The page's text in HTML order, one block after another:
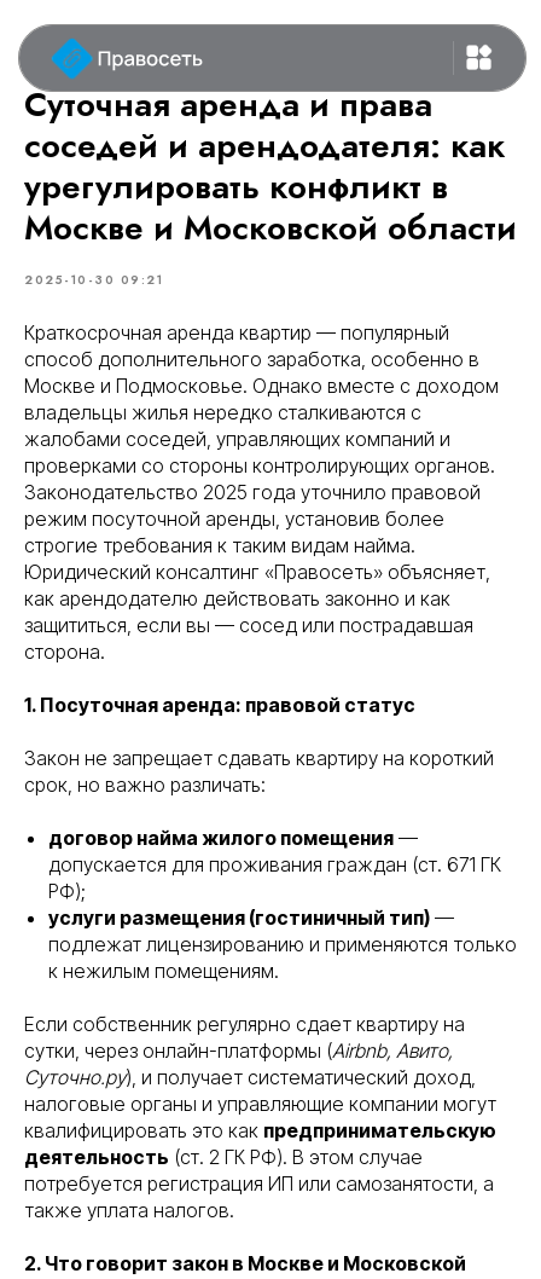
Суточная аренда и права
соседей и арендодателя: как
урегулировать конфликт в
Москве и Московской области
2025-10-30 09:21
Краткосрочная аренда квартир — популярный
способ дополнительного заработка, особенно в
Москве и Подмосковье. Однако вместе с доходом
владельцы жилья нередко сталкиваются с
жалобами соседей, управляющих компаний и
проверками со стороны контролирующих органов.
Законодательство 2025 года уточнило правовой
режим посуточной аренды, установив более
строгие требования к таким видам найма.
Юридический консалтинг «Правосеть» объясняет,
как арендодателю действовать законно и как
защититься, если вы — сосед или пострадавшая
сторона.
1. Посуточная аренда: правовой статус
Закон не запрещает сдавать квартиру на короткий
срок, но важно различать:
договор найма жилого помещения —
допускается для проживания граждан (ст. 671 ГК
РФ);
услуги размещения (гостиничный тип) —
подлежат лицензированию и применяются только
к нежилым помещениям.
Если собственник регулярно сдает квартиру на
сутки, через онлайн-платформы (Airbnb, Авито,
Суточно.ру), и получает систематический доход,
налоговые органы и управляющие компании могут
квалифицировать это как предпринимательскую
деятельность (ст. 2 ГК РФ). В этом случае
потребуется регистрация ИП или самозанятости, а
также уплата налогов.
2. Что говорит закон в Москве и Московской